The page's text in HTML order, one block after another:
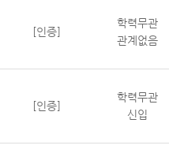
[인증]
학력무관
관계없음
[인증]
학력무관
신입